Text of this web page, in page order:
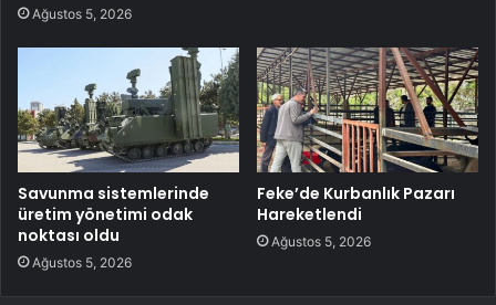
Ağustos 5, 2026
Savunma sistemlerinde
üretim yönetimi odak
noktası oldu
Ağustos 5, 2026
Feke’de Kurbanlık Pazarı
Hareketlendi
Ağustos 5, 2026